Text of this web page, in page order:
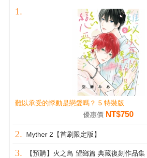
難以承受的悸動是戀愛嗎？ 5 特裝版
優惠價 NT$750
Myther 2【首刷限定版】
【預購】火之鳥 望鄉篇 典藏復刻作品